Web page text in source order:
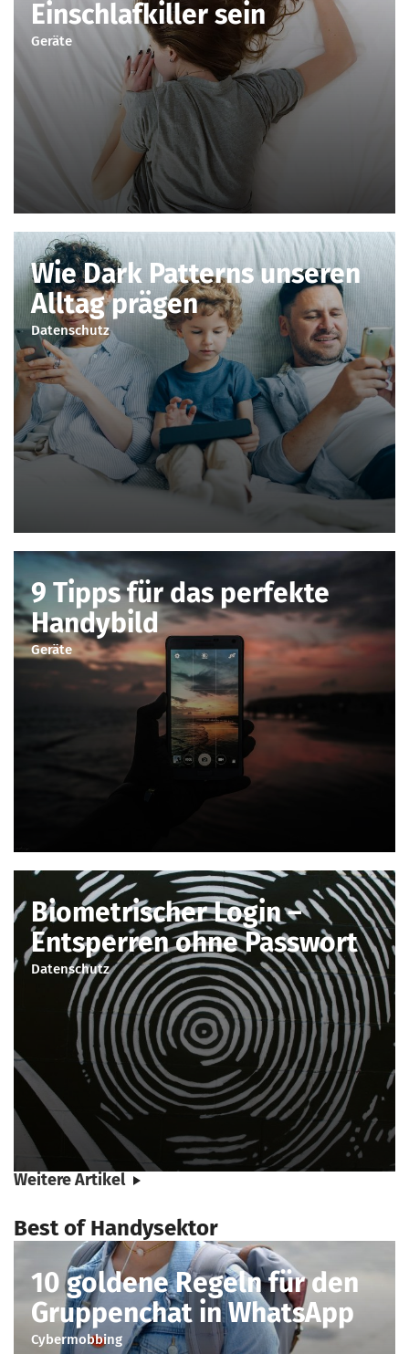
Einschlafkiller sein
Geräte
Wie Dark Patterns unseren
Alltag prägen
Datenschutz
9 Tipps für das perfekte
Handybild
Geräte
Biometrischer Login –
Entsperren ohne Passwort
Datenschutz
Weitere Artikel
Best of Handysektor
10 goldene Regeln für den
Gruppenchat in WhatsApp
Cybermobbing